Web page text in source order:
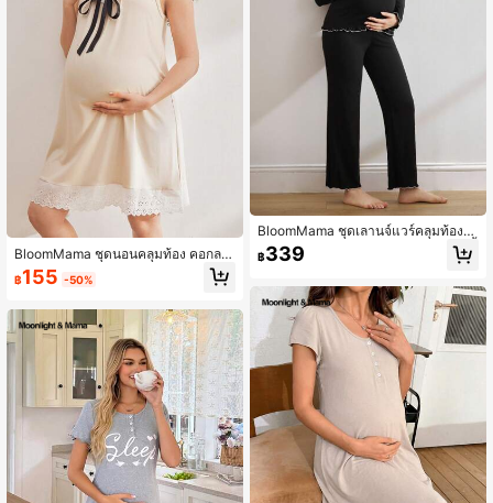
BloomMama ชุดนอนคลุมท้อง คอกลม
แต่งโบว์ ชายระบาย ชุดอยู่บ้านลำลอง
฿155 -50%
BloomMama ชุดเลานจ์แวร์คลุมท้องค
อวี แขนยาวเรียบง่าย ยางยืดสีดำชายเสื้
อเป็นคลื่นใส่สบาย เสื้อ & กางเกง ชุดเสื้
฿339